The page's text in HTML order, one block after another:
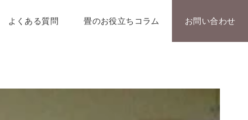
よくある質問 畳のお役立ちコラム お問い合わせ